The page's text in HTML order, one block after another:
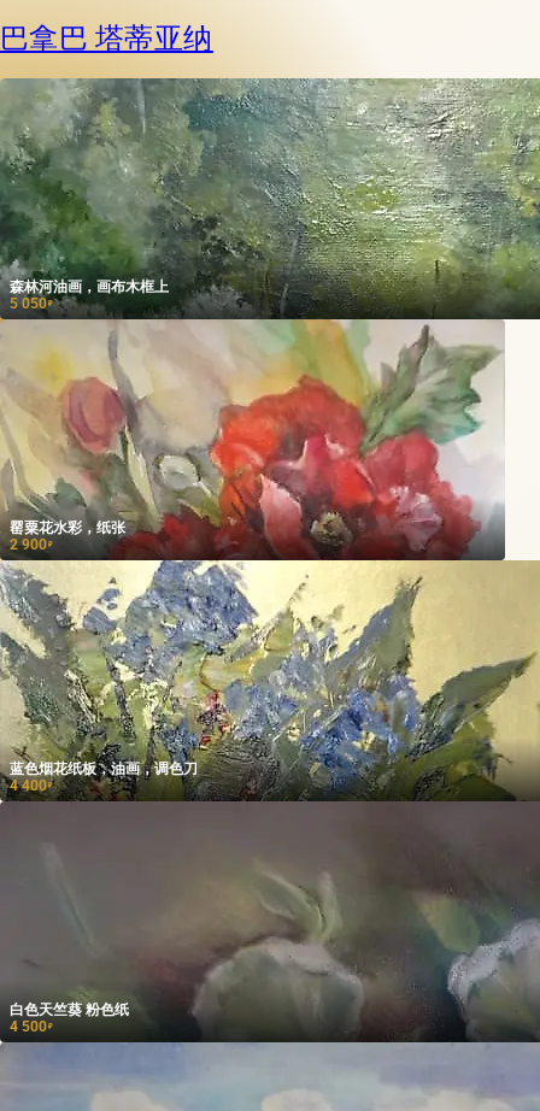
巴拿巴 塔蒂亚纳
森林河油画，画布木框上
5 050₽
罂粟花水彩，纸张
2 900₽
蓝色烟花纸板，油画，调色刀
4 400₽
白色天竺葵 粉色纸
4 500₽